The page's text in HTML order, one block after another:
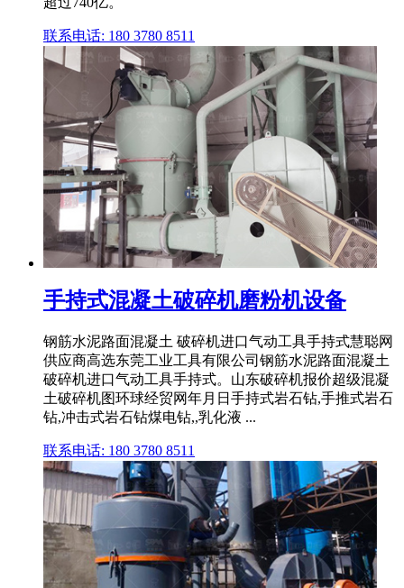
联系电话: 180 3780 8511
手持式混凝土破碎机磨粉机设备
钢筋水泥路面混凝土 破碎机进口气动工具手持式慧聪网
供应商高选东莞工业工具有限公司钢筋水泥路面混凝土
破碎机进口气动工具手持式。山东破碎机报价超级混凝
土破碎机图环球经贸网年月日手持式岩石钻,手推式岩石
钻,冲击式岩石钻煤电钻,,乳化液 ...
联系电话: 180 3780 8511